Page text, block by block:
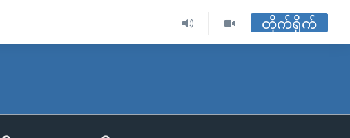
တိုက်ရိုက်